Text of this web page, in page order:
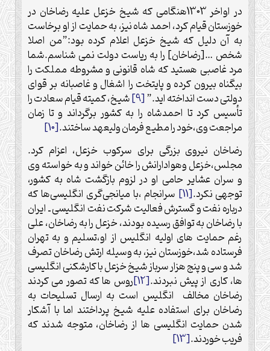
در اواخر 1303هنگامی که شیخ خزعل علیه رضاخان در
خوزستان قیام کرد، احمد شاه نیز، به حمایت از او برخاست
به آن دلیل که شیخ خزعل اعلام کرده بود:”من اصلا
شخص …[رضاخان] را به ریاست دولت نمی شناسم.شما
مرد غاصبی هستید که شاه قانونی و مشروطه مملکت را
بیگناه بیرون کرده و پایتخت را اشغال و غاصبانه بر قوای
دولتی دست انداخته اید.”[9]شیخ، کمیته قیام سعادت را
تأسیس کرد تا احمدشاه را به کشور برگرداند و تا زمان
مراجعت وی،خود را مطیع فرمان ولیعهد ساختند.[10]
رضاخان نیروی بزرگی برای سرکوب خزعل، اعزام کرد.
مجلس،خزعل وهوادارانش را خائن خواند و به خواسته وی
و سران عشایر حامی او در لزوم بازگشت شاه به کشور،
توجهی نکرد.[11] سرانجام ،با میانجی‌گری انگلیسی‌ها که
درباره نفت و گسترش فعالیت شرکت نفت انگلیسی ـ ایران
با رضاخان به توافق رسیده بودند، خزعل را به رضاخان، علی
رغم حمایت های اولیه انگلیس از او،تسلیم و به تهران
فرستاده شد،خوزستان نیز، به وسیله‌ ارتش رضاخان تصرف
شد و سی و پنج هزار سرباز شیخ خزعل با کارشکنی انگلیسی
ها، کاری از پیش نبردند.[12]روس ها که تصور می کردند
رضاخان مخالف انگلیس است به ارسال تسلیحات به
رضاخان برای استفاده علیه شیخ پرداختند اما با آشکار
شدن حمایت انگلیسی ها از رضاخان، متوجه شدند که
فریب خوردند.[13]